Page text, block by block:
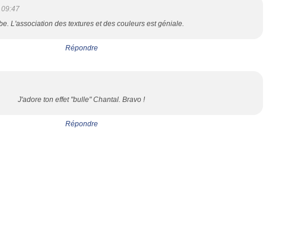
L'association des textures et des couleurs est géniale.
Répondre
J'adore ton effet "bulle" Chantal. Bravo !
Répondre